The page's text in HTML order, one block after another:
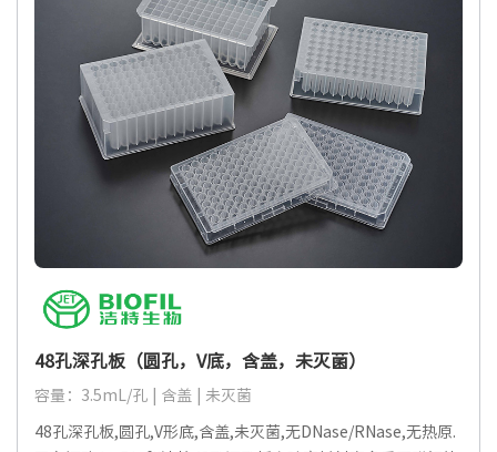
48孔深孔板（圆孔，V底，含盖，未灭菌）
容量：3.5mL/孔 | 含盖 | 未灭菌
48孔深孔板,圆孔,V形底,含盖,未灭菌,无DNase/RNase,无热原.